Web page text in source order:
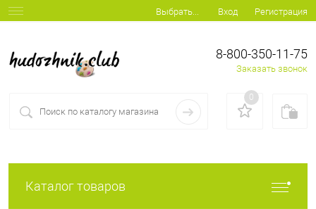
Выбрать... Вход Регистрация
8-800-350-11-75
Заказать звонок
0
Каталог товаров